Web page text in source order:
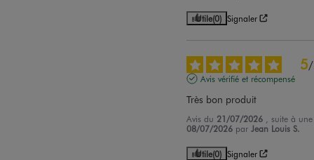
Utile(0) Signaler
5/
Avis vérifié et récompensé
Très bon produit
Avis du 21/07/2026 , suite à
08/07/2026 parJean Louis S.
Utile(0) Signaler